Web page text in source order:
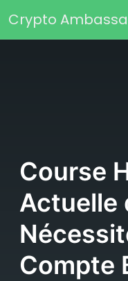
Crypto
Course
Actuelle
Compte